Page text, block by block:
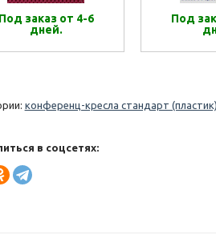
Под заказ от 4-6
дней.
Под
конференц-кресла стандарт (пластик)
в соцсетях: